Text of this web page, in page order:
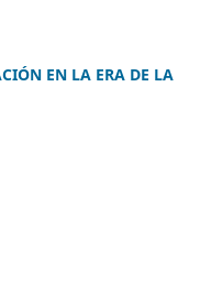
EN LA ERA DE LA